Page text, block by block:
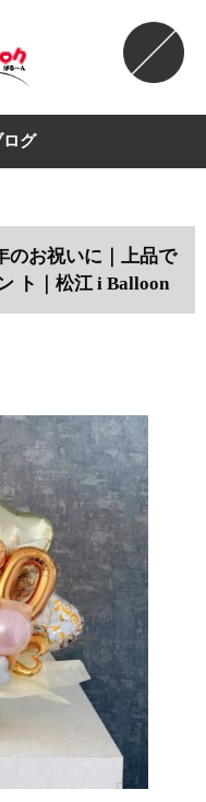
グ
のお祝いに｜上品で
ト｜松江 i Balloon